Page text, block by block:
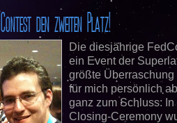
den zweiten Platz!
Die diesjährige
ein Event der
größte Überraschung
für mich persönlich
ganz zum Schluss: In
Closing-Ceremony